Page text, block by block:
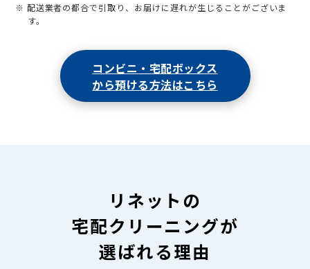
※ 配送業者の都合で引取り、お届けに遅れが生じることがございま
す。
コンビニ・宅配ボックス
から預ける方法はこちら
リネットの
宅配クリーニングが
選ばれる理由